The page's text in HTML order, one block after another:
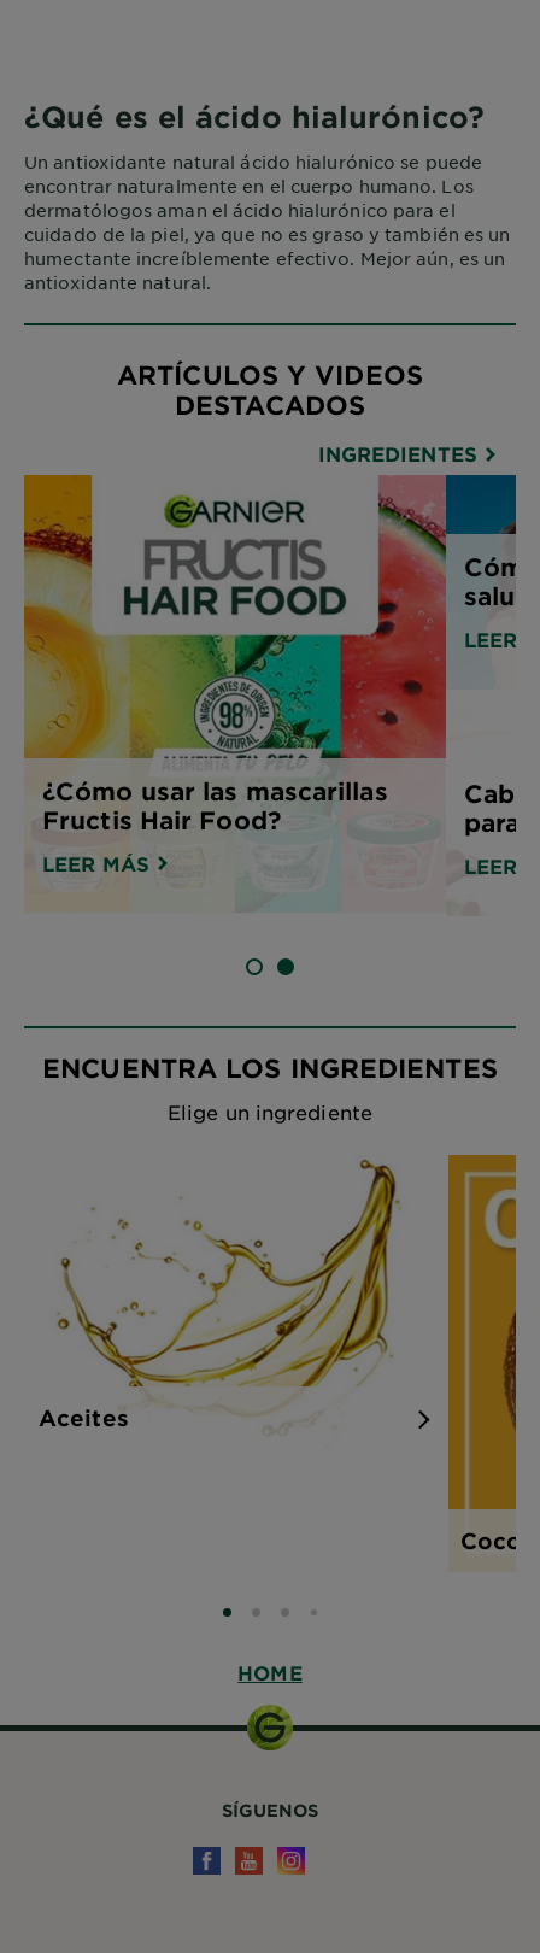
¿Qué es el ácido hialurónico?
Un antioxidante natural ácido hialurónico se puede
encontrar naturalmente en el cuerpo humano. Los
dermatólogos aman el ácido hialurónico para el
cuidado de la piel, ya que no es graso y también es un
humectante increíblemente efectivo. Mejor aún, es un
antioxidante natural.
ARTÍCULOS Y VIDEOS
DESTACADOS
INGREDIENTES
¿Cómo usar las mascarillas
Fructis Hair Food?
LEER MÁS
LEER
para
LEER
SLIDE 1SLIDE 2
ENCUENTRA LOS INGREDIENTES
Elige un ingrediente
Aceites
Coco
SLIDE 0
SLIDE 1
SLIDE 2
SLIDE 3
HOME
SÍGUENOS